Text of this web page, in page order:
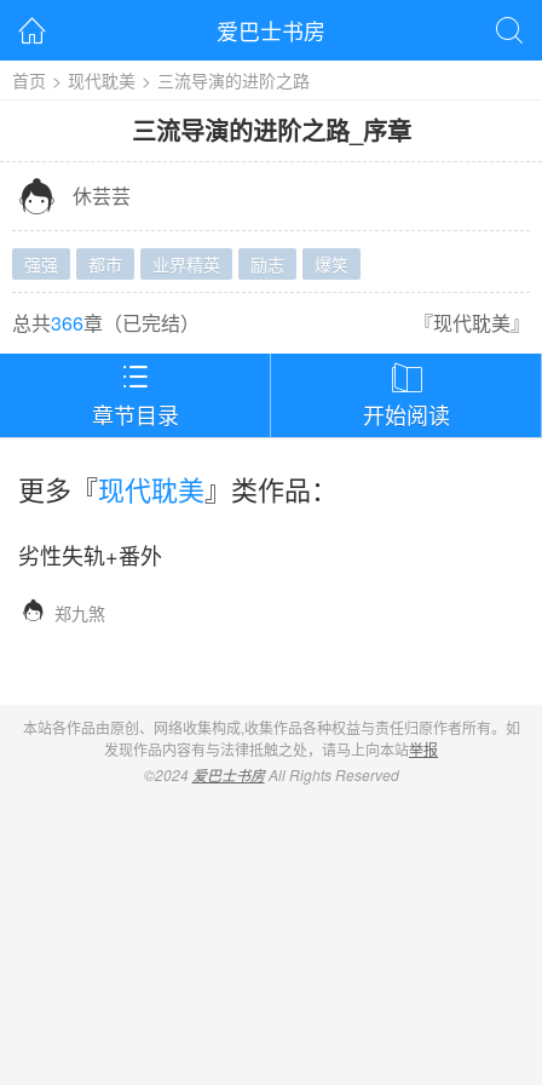
 爱巴士书房 
首页 > 现代耽美 > 三流导演的进阶之路
三流导演的进阶之路_ 序章
 休芸芸
强强 都市 业界精英 励志 爆笑
总共366章（已完结） 『现代耽美』

章节目录

开始阅读
更多『现代耽美』类作品：
劣性失轨+番外
 郑九煞
本站各作品由原创、网络收集构成,收集作品各种权益与责任归原作者所有。如
发现作品内容有与法律抵触之处，请马上向本站举报
©2024 爱巴士书房All Rights Reserved